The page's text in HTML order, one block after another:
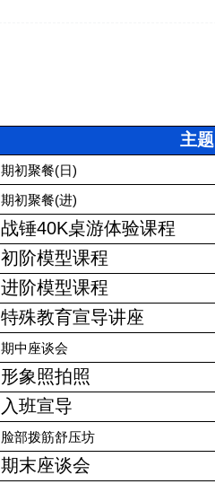
主题
期初聚餐(日)
期初聚餐(进)
战锤40K桌游体验课程
初阶模型课程
进阶模型课程
特殊教育宣导讲座
期中座谈会
形象照拍照
入班宣导
脸部拨筋舒压坊
期末座谈会